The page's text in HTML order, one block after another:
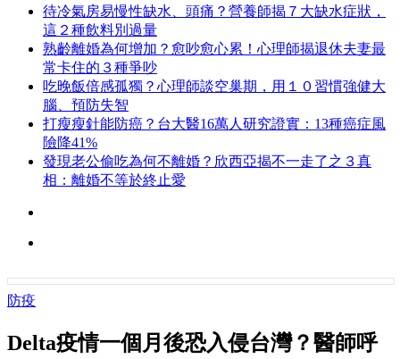
待冷氣房易慢性缺水、頭痛？營養師揭７大缺水症狀，
這２種飲料別過量
熟齡離婚為何增加？愈吵愈心累！心理師揭退休夫妻最
常卡住的３種爭吵
吃晚飯倍感孤獨？心理師談空巢期，用１０習慣強健大
腦、預防失智
打瘦瘦針能防癌？台大醫16萬人研究證實：13種癌症風
險降41%
發現老公偷吃為何不離婚？欣西亞揭不一走了之３真
相：離婚不等於終止愛
防疫
Delta疫情一個月後恐入侵台灣？醫師呼